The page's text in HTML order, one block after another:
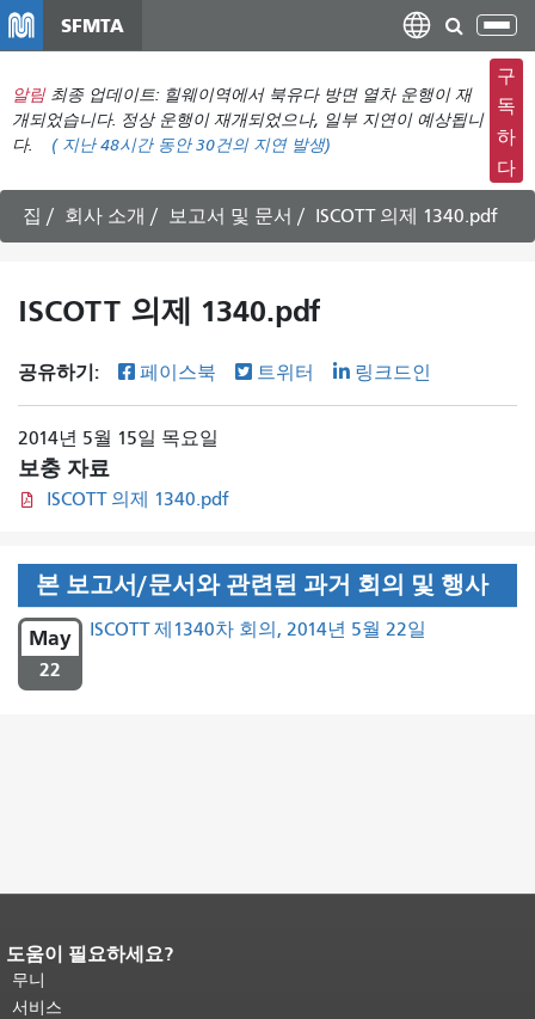
텐
츠
로
건
너
뛰
SFMTA
탐
색
메
뉴
전
환
알림 최종 업데이트: 힐웨이역에서 북유다 방면 열차 운행이 재
개되었습니다. 정상 운행이 재개되었으나, 일부 지연이 예상됩니
다.
( 지난 48시간 동안30건의 지연 발생)
구
독
하
다
집 회사 소개 보고서 및 문서 ISCOTT 의제 1340.pdf
ISCOTT 의제 1340.pdf
공유하기: 페이스북 트위터 링크드인
2014년 5월 15일 목요일
보충 자료
ISCOTT 의제 1340.pdf
본 보고서/문서와 관련된 과거 회의 및 행사
May
22
ISCOTT 제1340차 회의, 2014년 5월 22일
페이지 내용 끝입니다.이 페이지의 나
머지 내용은 모든 페이지에 반복됩니
다.메인 콘텐츠 상단으로 돌아가려면
도움이 필요하세요?
무니
서비스